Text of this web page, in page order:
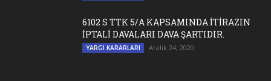
6102 S TTK 5/A KAPSAMINDA İTİRAZIN
İPTALİ DAVALARI DAVA ŞARTIDIR.
YARGI KARARLARI Aralık 24, 2020